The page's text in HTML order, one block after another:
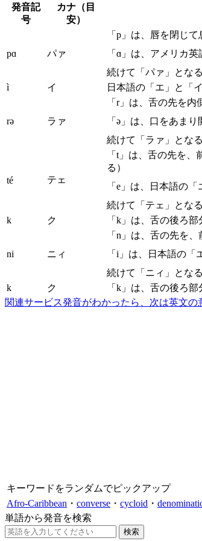
発音記
号
カナ（目
安）
pɑ パァ
「p」は、唇を閉じ
「ɑ」は、アメリカ
続けて「パァ」となる
ì
イ 日本語の「エ」と「
rə ラァ
「r」は、舌の先を
「ə」は、口をあま
続けて「ラァ」となる
té テェ
「t」は、舌の先を
る）
「e」は、日本語の
続けて「テェ」となる
k
ク 「k」は、舌の後ろ
ni ニィ
「n」は、舌の先を
「i」は、日本語の
続けて「ニィ」となる
k
ク
「k」は、舌の後ろ
関連サービス発音がわかったら、次は英文の
キーワードをランダムでピックアップ
Afro-Caribbean ・ converse ・ cycloid ・
単語から発音を検索